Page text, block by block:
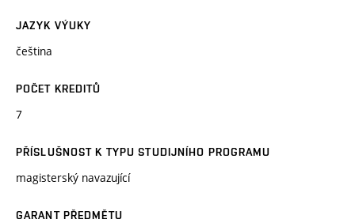
JAZYK VÝUKY
čeština
POČET KREDITŮ
7
PŘÍSLUŠNOST K TYPU STUDIJNÍHO PROGRAMU
magisterský navazující
GARANT PŘEDMĚTU